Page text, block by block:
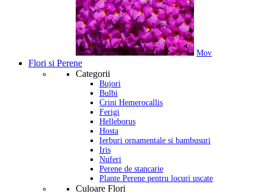
Mov
Flori si Perene
Categorii
Bujori
Bulbi
Crini Hemerocallis
Ferigi
Helleborus
Hosta
Ierburi ornamentale si bambusuri
Iris
Nuferi
Perene de stancarie
Plante Perene pentru locuri uscate
Culoare Flori